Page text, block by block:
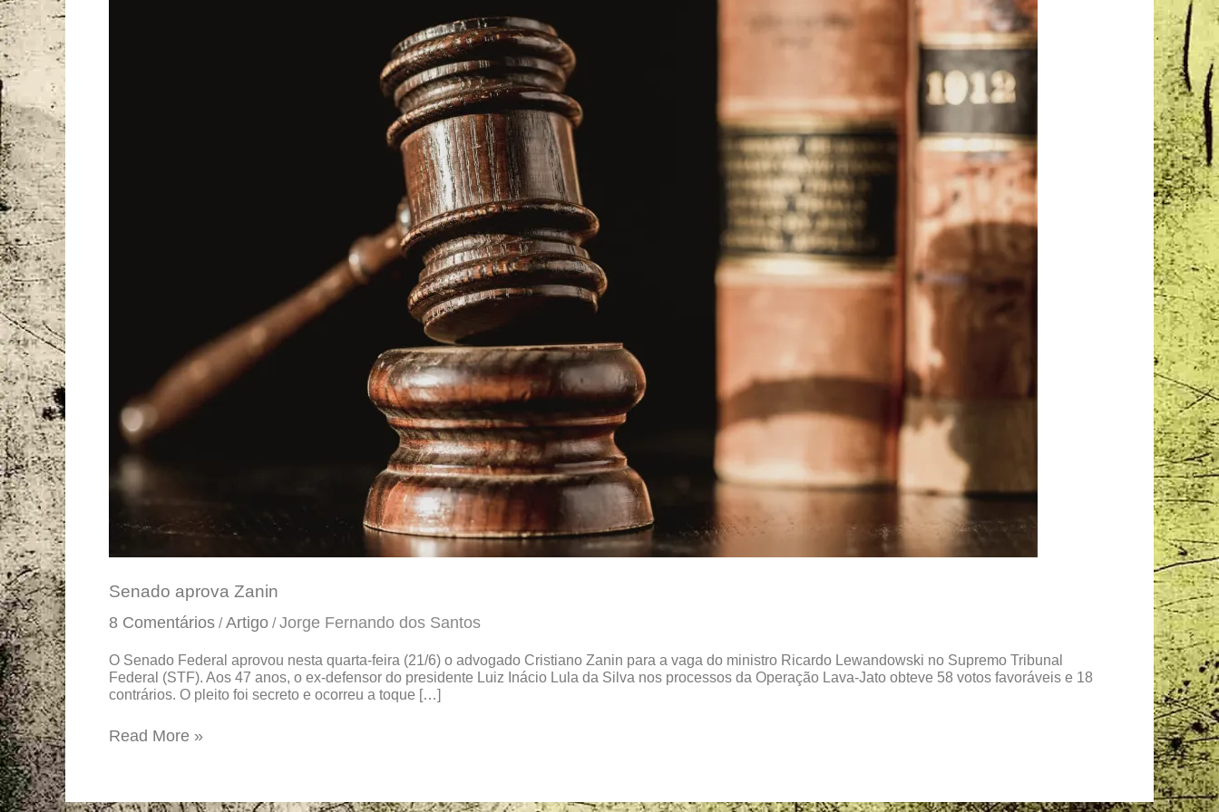
Senado aprova Zanin
8 Comentários /Artigo /Jorge Fernando dos Santos
O Senado Federal aprovou nesta quarta-feira (21/6) o advogado Cristiano Zanin para a vaga do ministro Ricardo Lewandowski no Supremo Tribunal
Federal (STF). Aos 47 anos, o ex-defensor do presidente Luiz Inácio Lula da Silva nos processos da Operação Lava-Jato obteve 58 votos favoráveis e 18
contrários. O pleito foi secreto e ocorreu a toque […]
Read More »